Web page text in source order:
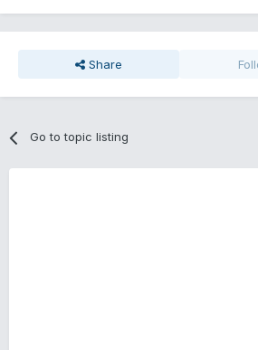
Share
Go to topic listing